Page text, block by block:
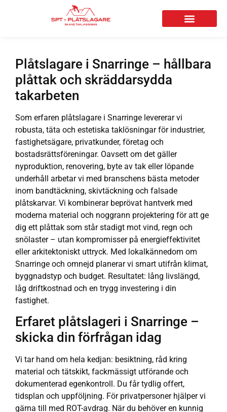
Plåtslagare i Snarringe – hållbara
plåttak och skräddarsydda
takarbeten
Som erfaren plåtslagare i Snarringe levererar vi
robusta, täta och estetiska taklösningar för industrier,
fastighetsägare, privatkunder, företag och
bostadsrättsföreningar. Oavsett om det gäller
nyproduktion, renovering, byte av tak eller löpande
underhåll arbetar vi med branschens bästa metoder
inom bandtäckning, skivtäckning och falsade
plåtskarvar. Vi kombinerar beprövat hantverk med
moderna material och noggrann projektering för att ge
dig ett plåttak som står stadigt mot vind, regn och
snölaster – utan kompromisser på energieffektivitet
eller arkitektoniskt uttryck. Med lokalkännedom om
Snarringe och omnejd planerar vi smart utifrån klimat,
byggnadstyp och budget. Resultatet: lång livslängd,
låg driftkostnad och en trygg investering i din
fastighet.
Erfaret plåtslageri i Snarringe –
skicka din förfrågan idag
Vi tar hand om hela kedjan: besiktning, råd kring
material och tätskikt, fackmässigt utförande och
dokumenterad egenkontroll. Du får tydlig offert,
tidsplan och uppföljning. För privatpersoner hjälper vi
gärna till med ROT-avdrag. När du behöver en kunnig